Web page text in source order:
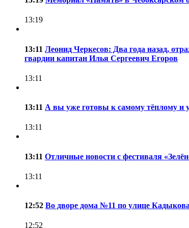
13:19
13:11 Леонид Черкесов: Два года назад,
гвардии капитан Илья Сергеевич Егоров
13:11
13:11 А вы уже готовы к самому тёплому и
13:11
13:11 Отличные новости с фестиваля
13:11
12:52 Во дворе дома №11 по улице
12:52